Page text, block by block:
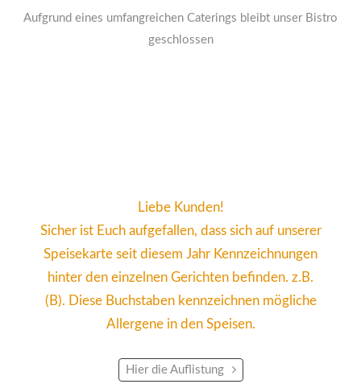
Aufgrund eines umfangreichen Caterings bleibt unser Bistro
geschlossen
Liebe Kunden!
Sicher ist Euch aufgefallen, dass sich auf unserer
Speisekarte seit diesem Jahr Kennzeichnungen
hinter den einzelnen Gerichten befinden. z.B.
(B). Diese Buchstaben kennzeichnen mögliche
Allergene in den Speisen.
Hier die Auflistung